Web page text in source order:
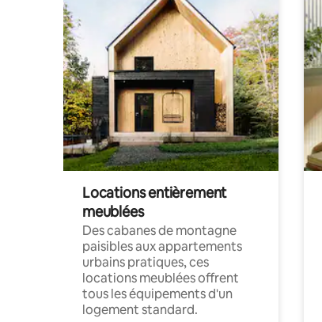
Locations entièrement
meublées
Des cabanes de montagne
paisibles aux appartements
urbains pratiques, ces
locations meublées offrent
tous les équipements d'un
logement standard.